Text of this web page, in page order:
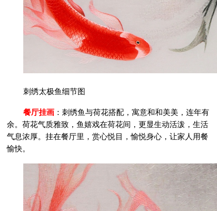
刺绣太极鱼细节图
餐厅挂画：刺绣鱼与荷花搭配，寓意和和美美，连年有
余。荷花气质雅致，鱼嬉戏在荷花间，更显生动活泼，生活
气息浓厚。挂在餐厅里，赏心悦目，愉悦身心，让家人用餐
愉快。